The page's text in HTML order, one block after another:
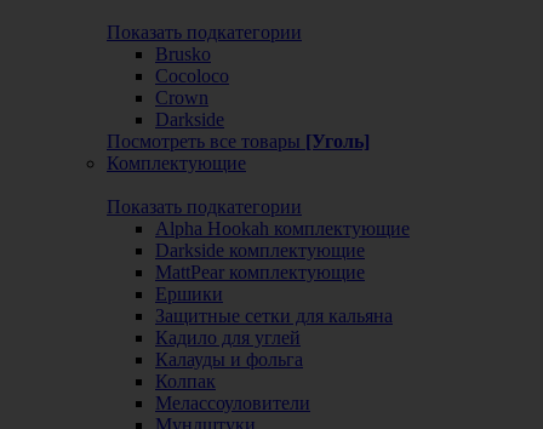
Показать подкатегории
Brusko
Cocoloco
Crown
Darkside
Посмотреть все товары [Уголь]
Комплектующие
Показать подкатегории
Alpha Hookah комплектующие
Darkside комплектующие
MattPear комплектующие
Ершики
Защитные сетки для кальяна
Кадило для углей
Калауды и фольга
Колпак
Мелассоуловители
Мундштуки